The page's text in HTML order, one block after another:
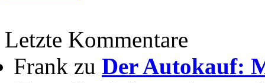
Letzte Kommentare
Frank zu Der Autokauf: